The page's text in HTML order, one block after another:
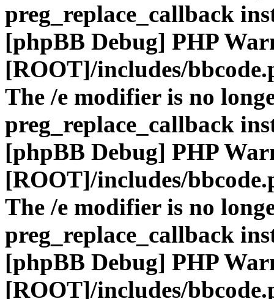
preg_replace_callback
[phpBB Debug] PHP
[ROOT]/includes/
The /e modifier is no
preg_replace_callback
[phpBB Debug] PHP
[ROOT]/includes/
The /e modifier is no
preg_replace_callback
[phpBB Debug] PHP
[ROOT]/includes/